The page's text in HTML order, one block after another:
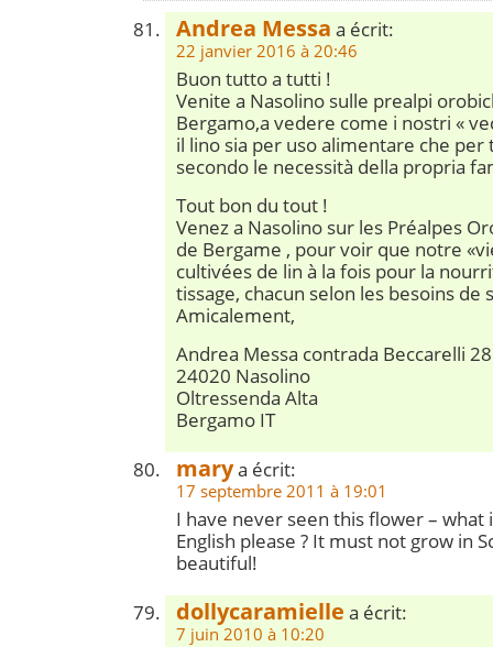
Andrea Messa a écrit:
22 janvier 2016 à 20:46
Buon tutto a tutti !
Venite a Nasolino sulle prealpi
Bergamo,a vedere come i nostri «
il lino sia per uso alimentare che per
secondo le necessità della propria
Tout bon du tout !
Venez a Nasolino sur les Préalpes
de Bergame , pour voir que notre
cultivées de lin à la fois pour la
tissage, chacun selon les besoins de
Amicalement,
Andrea Messa contrada Beccarelli 28
24020 Nasolino
Oltressenda Alta
Bergamo IT
marya écrit:
17 septembre 2011 à 19:01
I have never seen this flower – what
English please ? It must not grow in
beautiful!
dollycaramielle a écrit:
7 juin 2010 à 10:20